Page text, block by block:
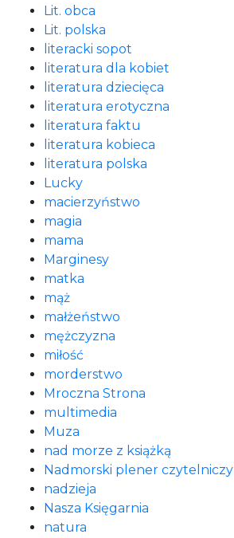
Lit. obca
Lit. polska
literacki sopot
literatura dla kobiet
literatura dziecięca
literatura erotyczna
literatura faktu
literatura kobieca
literatura polska
Lucky
macierzyństwo
magia
mama
Marginesy
matka
mąż
małżeństwo
mężczyzna
miłość
morderstwo
Mroczna Strona
multimedia
Muza
nad morze z książką
Nadmorski plener czytelniczy
nadzieja
Nasza Księgarnia
natura